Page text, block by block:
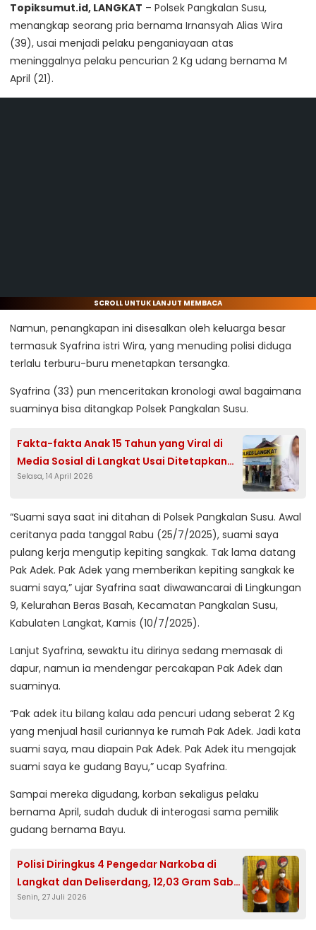
Topiksumut.id, LANGKAT – Polsek Pangkalan Susu,
menangkap seorang pria bernama Irnansyah Alias Wira
(39), usai menjadi pelaku penganiayaan atas
meninggalnya pelaku pencurian 2 Kg udang bernama M
April (21).
SCROLL UNTUK LANJUT MEMBACA
Namun, penangkapan ini disesalkan oleh keluarga besar
termasuk Syafrina istri Wira, yang menuding polisi diduga
terlalu terburu-buru menetapkan tersangka.
Syafrina (33) pun menceritakan kronologi awal bagaimana
suaminya bisa ditangkap Polsek Pangkalan Susu.
Fakta-fakta Anak 15 Tahun yang Viral di
Media Sosial di Langkat Usai Ditetapkan
Tersangka
Selasa, 14 April 2026
“Suami saya saat ini ditahan di Polsek Pangkalan Susu. Awal
ceritanya pada tanggal Rabu (25/7/2025), suami saya
pulang kerja mengutip kepiting sangkak. Tak lama datang
Pak Adek. Pak Adek yang memberikan kepiting sangkak ke
suami saya,” ujar Syafrina saat diwawancarai di Lingkungan
9, Kelurahan Beras Basah, Kecamatan Pangkalan Susu,
Kabulaten Langkat, Kamis (10/7/2025).
Lanjut Syafrina, sewaktu itu dirinya sedang memasak di
dapur, namun ia mendengar percakapan Pak Adek dan
suaminya.
“Pak adek itu bilang kalau ada pencuri udang seberat 2 Kg
yang menjual hasil curiannya ke rumah Pak Adek. Jadi kata
suami saya, mau diapain Pak Adek. Pak Adek itu mengajak
suami saya ke gudang Bayu,” ucap Syafrina.
Sampai mereka digudang, korban sekaligus pelaku
bernama April, sudah duduk di interogasi sama pemilik
gudang bernama Bayu.
Polisi Diringkus 4 Pengedar Narkoba di
Langkat dan Deliserdang, 12,03 Gram Sabu
Disita
Senin, 27 Juli 2026